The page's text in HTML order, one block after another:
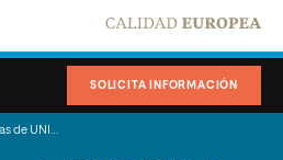
SOLICITA INFORMACIÓN